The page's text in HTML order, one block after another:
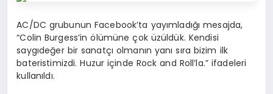
AC/DC grubunun Facebook’ta yayımladığı mesajda,
“Colin Burgess’in ölümüne çok üzüldük. Kendisi
saygıdeğer bir sanatçı olmanın yanı sıra bizim ilk
bateristimizdi. Huzur içinde Rock and Roll’la.” ifadeleri
kullanıldı.